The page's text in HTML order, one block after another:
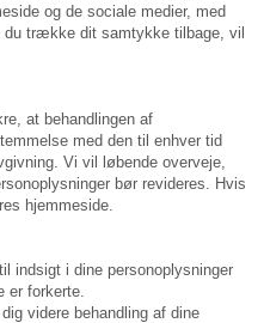
og de sociale medier, med
trække dit samtykke tilbage, vil
at behandlingen af
med den til enhver tid
Vi vil løbende overveje,
bør revideres. Hvis
hjemmeside.
indsigt i dine personoplysninger
er forkerte.
videre behandling af dine